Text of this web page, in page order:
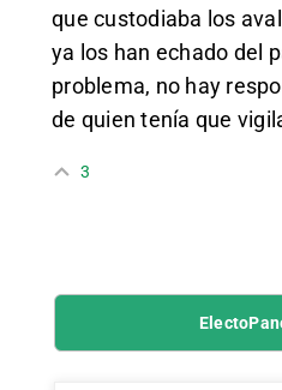
que custodiaba los
ya los han echado del
problema, no hay
de quien tenía que
3